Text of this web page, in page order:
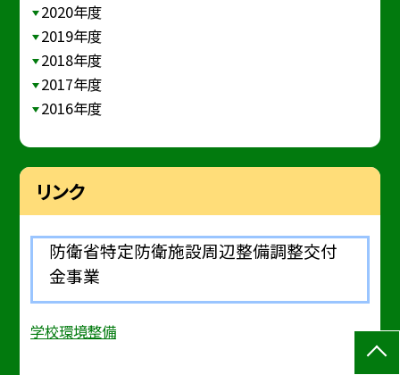
2020年度
2019年度
2018年度
2017年度
2016年度
リンク
防衛省特定防衛施設周辺整備調整交付
金事業
学校環境整備